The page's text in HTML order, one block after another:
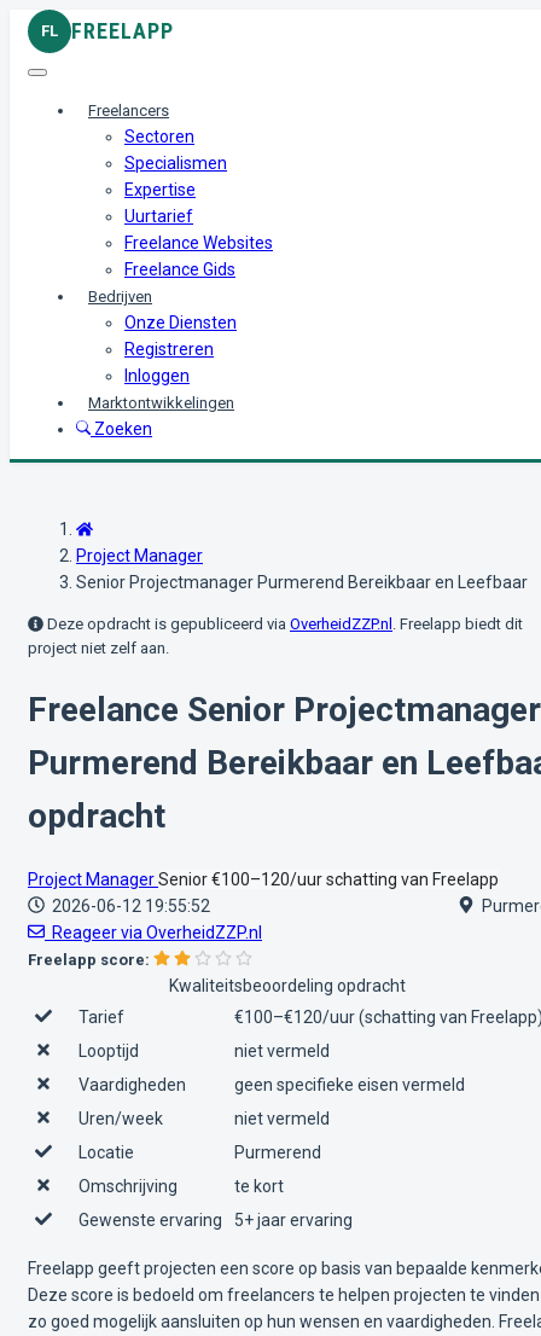
FL FREELAPP
Freelancers
Sectoren
Specialismen
Expertise
Uurtarief
Freelance Websites
Freelance Gids
Bedrijven
Onze Diensten
Registreren
Inloggen
Marktontwikkelingen
Zoeken
Project Manager
Senior Projectmanager Purmerend Bereikbaar en Leefbaar
Deze opdracht is gepubliceerd via OverheidZZP.nl . Freelapp biedt dit
project niet zelf aan.
Freelance Senior Projectmanager
Purmerend Bereikbaar en
opdracht
Project ManagerSenior€100–120/uurschatting van Freelapp
2026-06-12 19:55:52
Reageer via OverheidZZP.nl
Freelapp score:
Kwaliteitsbeoordeling opdracht
Tarief
€100–€120/uur (schatting van
Looptijd
niet vermeld
Vaardigheden
geen specifieke eisen vermeld
Uren/week
niet vermeld
Locatie
Purmerend
Omschrijving
te kort
Gewenste ervaring
5+ jaar ervaring
Freelapp geeft projecten een score op basis van bepaalde
Deze score is bedoeld om freelancers te helpen projecten te
zo goed mogelijk aansluiten op hun wensen en vaardigheden.